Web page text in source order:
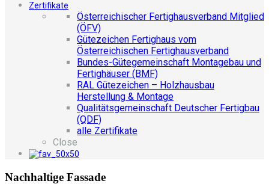
Zertifikate
Österreichischer Fertighausverband Mitglied
(ÖFV)
Gütezeichen Fertighaus vom
Österreichischen Fertighausverband
Bundes-Gütegemeinschaft Montagebau und
Fertighäuser (BMF)
RAL Gütezeichen – Holzhausbau
Herstellung & Montage
Qualitätsgemeinschaft Deutscher Fertigbau
(QDF)
alle Zertifikate
Close
Nachhaltige Fassade